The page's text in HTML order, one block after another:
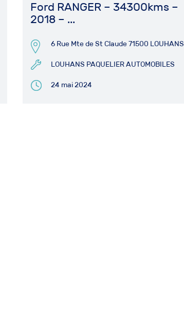
Ford RANGER – 34300kms –
2018 – ...
6 Rue Mte de St Claude 71500 LOUHANS
LOUHANS PAQUELIER AUTOMOBILES
24 mai 2024